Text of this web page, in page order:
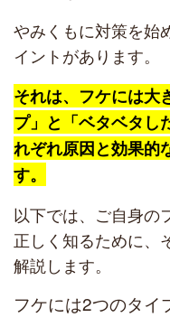
やみくもに対策を始
イントがあります。
それは、フケには大
プ」と「ベタベタし
れぞれ原因と効果的
す。
以下では、ご自身の
正しく知るために、
解説します。
フケには2つのタイ